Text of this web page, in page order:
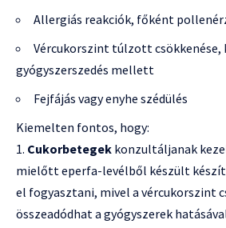
Allergiás reakciók, főként
Vércukorszint túlzott csökkenése,
gyógyszerszedés mellett
Fejfájás vagy enyhe szédülés
Kiemelten fontos, hogy:
Cukorbetegek konzultáljanak
mielőtt eperfa-levélből készült
el fogyasztani, mivel a vércukorszint
összeadódhat a gyógyszerek